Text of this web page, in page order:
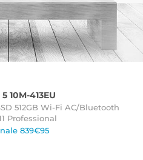
10M-413EU
512GB Wi-Fi AC/Bluetooth
Professional
839€95